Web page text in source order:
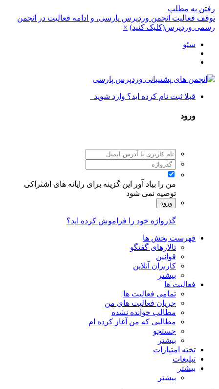
رفتن به مطلب
توقف فعالیت انجمن وردپرس پارسی، و ادامه فعالیت در انجمن
رسمی وردپرس(کلیک کنید) ×
سئو
قبلا ثبت نام کرده اید؟ وارد شوید
ورود
من را بیاد آور
این گزینه برای رایانه های اشتراکی
توصیه نمی شود
ورود
گذرواژه خود را فراموش کرده اید؟
فهرست بخش ها
تالارهای گفتگو
قوانین
کاربران آنلاین
بیشتر
فعالیت ها
تمامی فعالیت ها
جریان فعالیت های من
مطالب خوانده نشده
مطالبی که من آغاز کرده ام
جستجو
بیشتر
تخته امتیازات
تبلیغات
بیشتر
بیشتر